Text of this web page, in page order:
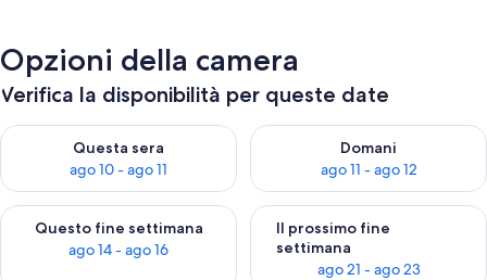
Opzioni della camera
Verifica la disponibilità per queste date
Questa sera
ago 10 - ago 11
Verifica la disponibilità per questa sera, ago 10 - ago 11
Domani
ago 11 - ago 12
Verifica la disponibilità per
Questo fine settimana
ago 14 - ago 16
Verifica la disponibilità per questo fine settimana, ago 14 -
Il prossimo fine
settimana
ago 21 - ago 23
Verifica la disponibilità per il